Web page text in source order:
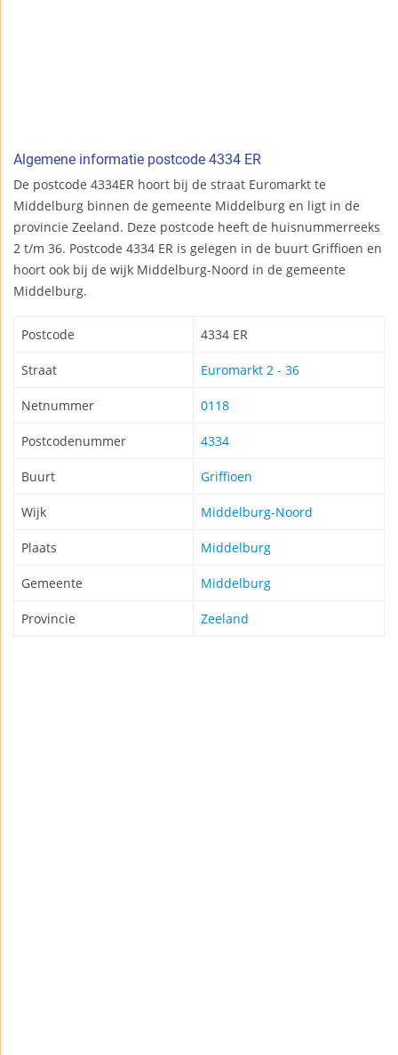
Algemene informatie postcode 4334 ER
De postcode 4334ER hoort bij de straat Euromarkt te
Middelburg binnen de gemeente Middelburg en ligt in de
provincie Zeeland. Deze postcode heeft de huisnummerreeks
2 t/m 36. Postcode 4334 ER is gelegen in de buurt Griffioen en
hoort ook bij de wijk Middelburg-Noord in de gemeente
Middelburg.
Postcode 4334 ER
Straat Euromarkt 2 - 36
Netnummer 0118
Postcodenummer 4334
Buurt Griffioen
Wijk Middelburg-Noord
Plaats Middelburg
Gemeente Middelburg
Provincie Zeeland